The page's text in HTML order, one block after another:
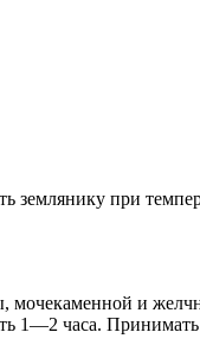
землянику при
мочекаменной и
1—2 часа. Принимать